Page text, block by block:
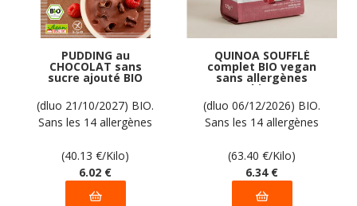
PUDDING au
CHOCOLAT sans
sucre ajouté BIO
vegan sans
allergènes Natura :
(3x50g) = 150g
(dluo 21/10/2027) BIO.
Sans les 14 allergènes
(40.13 €/Kilo)
6.02 €
QUINOA SOUFFLÉ
complet BIO vegan
sans allergènes
Sarchio : 100
grammes
(dluo 06/12/2026) BIO.
Sans les 14 allergènes
(63.40 €/Kilo)
6.34 €